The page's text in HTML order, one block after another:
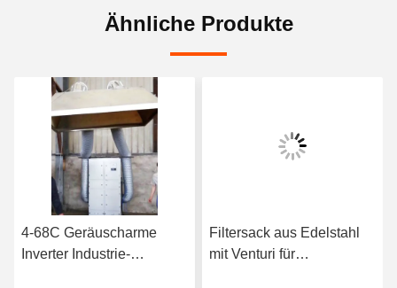
Ähnliche Produkte
4-68C Geräuscharme
Inverter Industrie-
Filtersack aus Edelstahl
mit Venturi für